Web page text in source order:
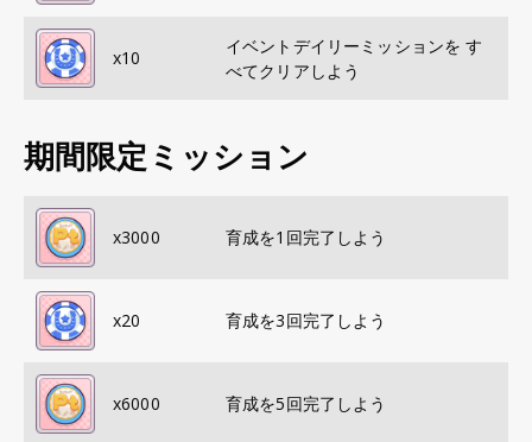
x10
イベントデイリーミッションを す
べてクリアしよう
期間限定ミッション
x3000 育成を1回完了しよう
x20 育成を3回完了しよう
x6000 育成を5回完了しよう